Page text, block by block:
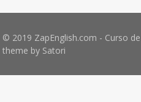
© 2019 ZapEnglish.com - Curso
theme by Satori